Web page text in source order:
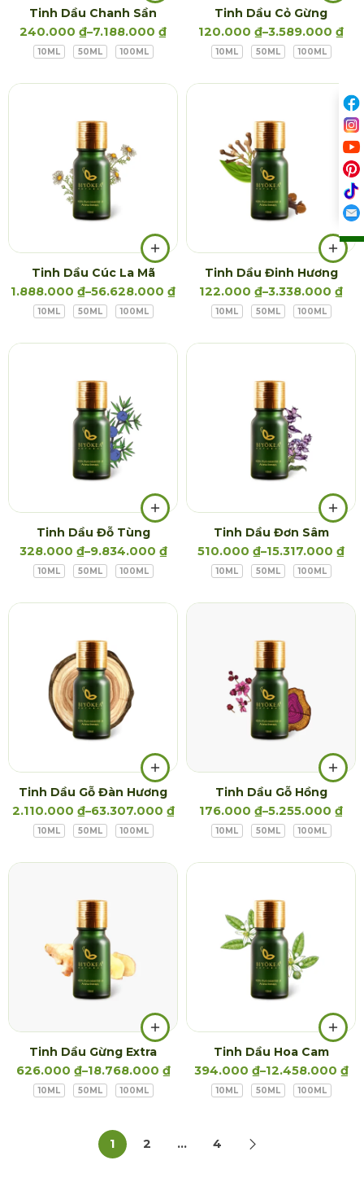
Tinh Dầu Chanh Sần
240.000 ₫–7.188.000 ₫
10ML 50ML 100ML
Tinh Dầu Cỏ Gừng
120.000 ₫–3.589.000 ₫
10ML 50ML 100ML
Tinh Dầu Cúc La Mã
1.888.000 ₫–56.628.000 ₫
10ML 50ML 100ML
Tinh Dầu Đinh Hương
122.000 ₫–3.338.000 ₫
10ML 50ML 100ML
Tinh Dầu Đỗ Tùng
328.000 ₫–9.834.000 ₫
10ML 50ML 100ML
Tinh Dầu Đơn Sâm
510.000 ₫–15.317.000 ₫
10ML 50ML 100ML
Tinh Dầu Gỗ Đàn Hương
2.110.000 ₫–63.307.000 ₫
10ML 50ML 100ML
Tinh Dầu Gỗ Hồng
176.000 ₫–5.255.000 ₫
10ML 50ML 100ML
Tinh Dầu Gừng Extra
626.000 ₫–18.768.000 ₫
10ML 50ML 100ML
Tinh Dầu Hoa Cam
394.000 ₫–12.458.000 ₫
10ML 50ML 100ML
1 2 … 4